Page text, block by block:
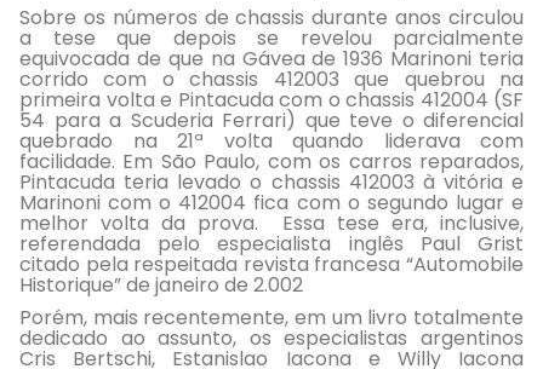
Sobre os números de chassis durante anos circulou
a tese que depois se revelou parcialmente
equivocada de que na Gávea de 1936 Marinoni teria
corrido com o chassis 412003 que quebrou na
primeira volta e Pintacuda com o chassis 412004 (SF
54 para a Scuderia Ferrari) que teve o diferencial
quebrado na 21ª volta quando liderava com
facilidade. Em São Paulo, com os carros reparados,
Pintacuda teria levado o chassis 412003 à vitória e
Marinoni com o 412004 fica com o segundo lugar e
melhor volta da prova. Essa tese era, inclusive,
referendada pelo especialista inglês Paul Grist
citado pela respeitada revista francesa “Automobile
Historique” de janeiro de 2.002
Porém, mais recentemente, em um livro totalmente
dedicado ao assunto, os especialistas argentinos
Cris Bertschi, Estanislao Iacona e Willy Iacona